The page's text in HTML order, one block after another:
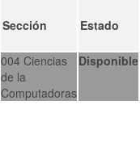
Sección Estado
004 Ciencias
de la
Computadoras
Disponible